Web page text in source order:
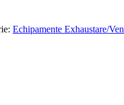
Echipamente Exhaustare/